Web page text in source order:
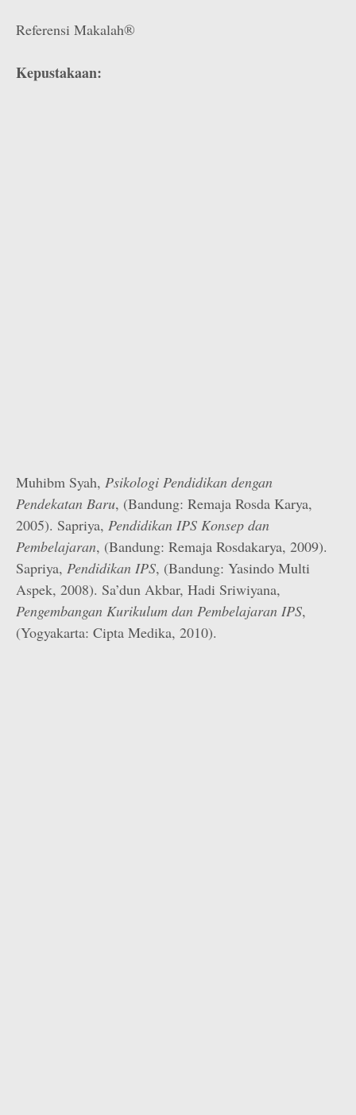
Referensi Makalah®
Kepustakaan:
Muhibm Syah, Psikologi Pendidikan dengan
Pendekatan Baru, (Bandung: Remaja Rosda Karya,
2005). Sapriya, Pendidikan IPS Konsep dan
Pembelajaran, (Bandung: Remaja Rosdakarya, 2009).
Sapriya, Pendidikan IPS, (Bandung: Yasindo Multi
Aspek, 2008). Sa’dun Akbar, Hadi Sriwiyana,
Pengembangan Kurikulum dan Pembelajaran IPS,
(Yogyakarta: Cipta Medika, 2010).